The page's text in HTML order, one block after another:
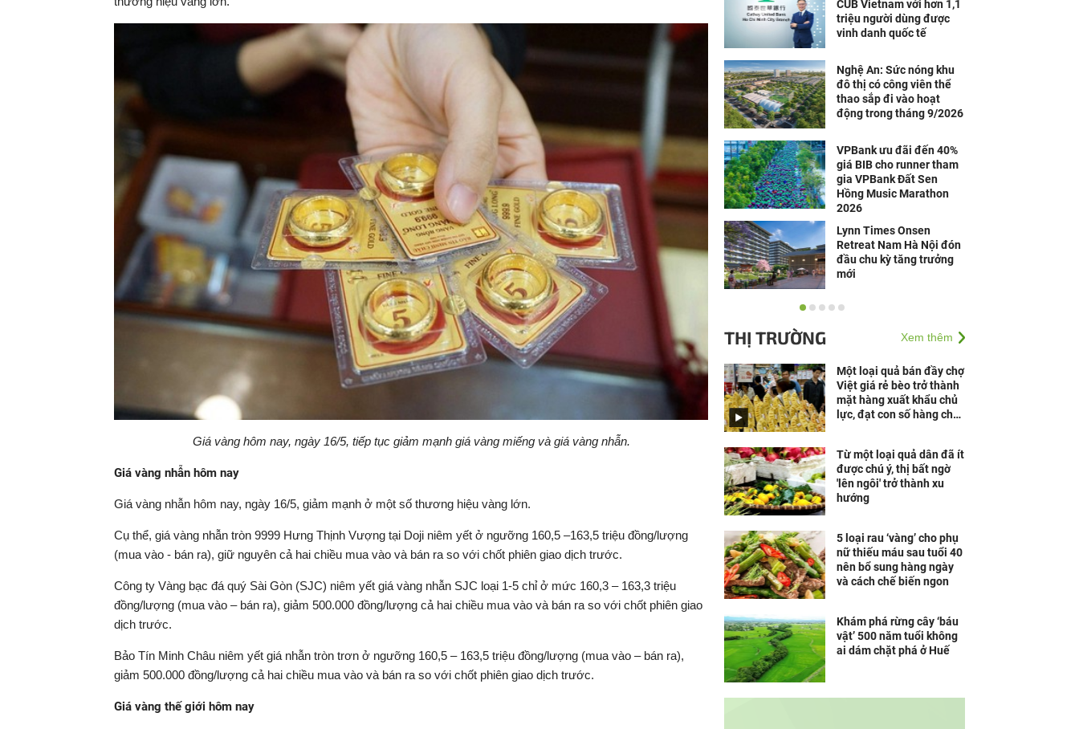
Giá vàng hôm nay, ngày 16/5, tiếp tục giảm mạnh giá vàng miếng và giá vàng nhẫn.
Giá vàng nhẫn hôm nay
Giá vàng nhẫn hôm nay, ngày 16/5, giảm mạnh ở một số thương hiệu vàng lớn.
Cụ thể, giá vàng nhẫn tròn 9999 Hưng Thịnh Vượng tại Doji niêm yết ở ngưỡng 160,5 –163,5 triệu đồng/lượng
(mua vào - bán ra), giữ nguyên cả hai chiều mua vào và bán ra so với chốt phiên giao dịch trước.
Công ty Vàng bạc đá quý Sài Gòn (SJC) niêm yết giá vàng nhẫn SJC loại 1-5 chỉ ở mức 160,3 – 163,3 triệu
đồng/lượng (mua vào – bán ra), giảm 500.000 đồng/lượng cả hai chiều mua vào và bán ra so với chốt phiên giao
dịch trước.
Bảo Tín Minh Châu niêm yết giá nhẫn tròn trơn ở ngưỡng 160,5 – 163,5 triệu đồng/lượng (mua vào – bán ra),
giảm 500.000 đồng/lượng cả hai chiều mua vào và bán ra so với chốt phiên giao dịch trước.
Giá vàng thế giới hôm nay
CUB Vietnam với hơn 1,1
triệu người dùng được
vinh danh quốc tế
Nghệ An: Sức nóng khu
đô thị có công viên thể
thao sắp đi vào hoạt
động trong tháng 9/2026
VPBank ưu đãi đến 40%
giá BIB cho runner tham
gia VPBank Đất Sen
Hồng Music Marathon
2026
Lynn Times Onsen
Retreat Nam Hà Nội đón
đầu chu kỳ tăng trưởng
mới
Doanh nghiệp cần gì để
THỊ TRƯỜNG Xem thêm
Một loại quả bán đầy chợ
Việt giá rẻ bèo trở thành
mặt hàng xuất khẩu chủ
lực, đạt con số hàng chục
Từ một loại quả dân đã ít
được chú ý, thị bất ngờ
'lên ngôi' trở thành xu
hướng
5 loại rau ‘vàng’ cho phụ
nữ thiếu máu sau tuổi 40
nên bổ sung hàng ngày
và cách chế biến ngon
Khám phá rừng cây ‘báu
vật’ 500 năm tuổi không
ai dám chặt phá ở Huế